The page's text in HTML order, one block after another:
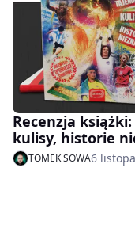
Recenzja
kulisy, historie
TOMEK SOWA6